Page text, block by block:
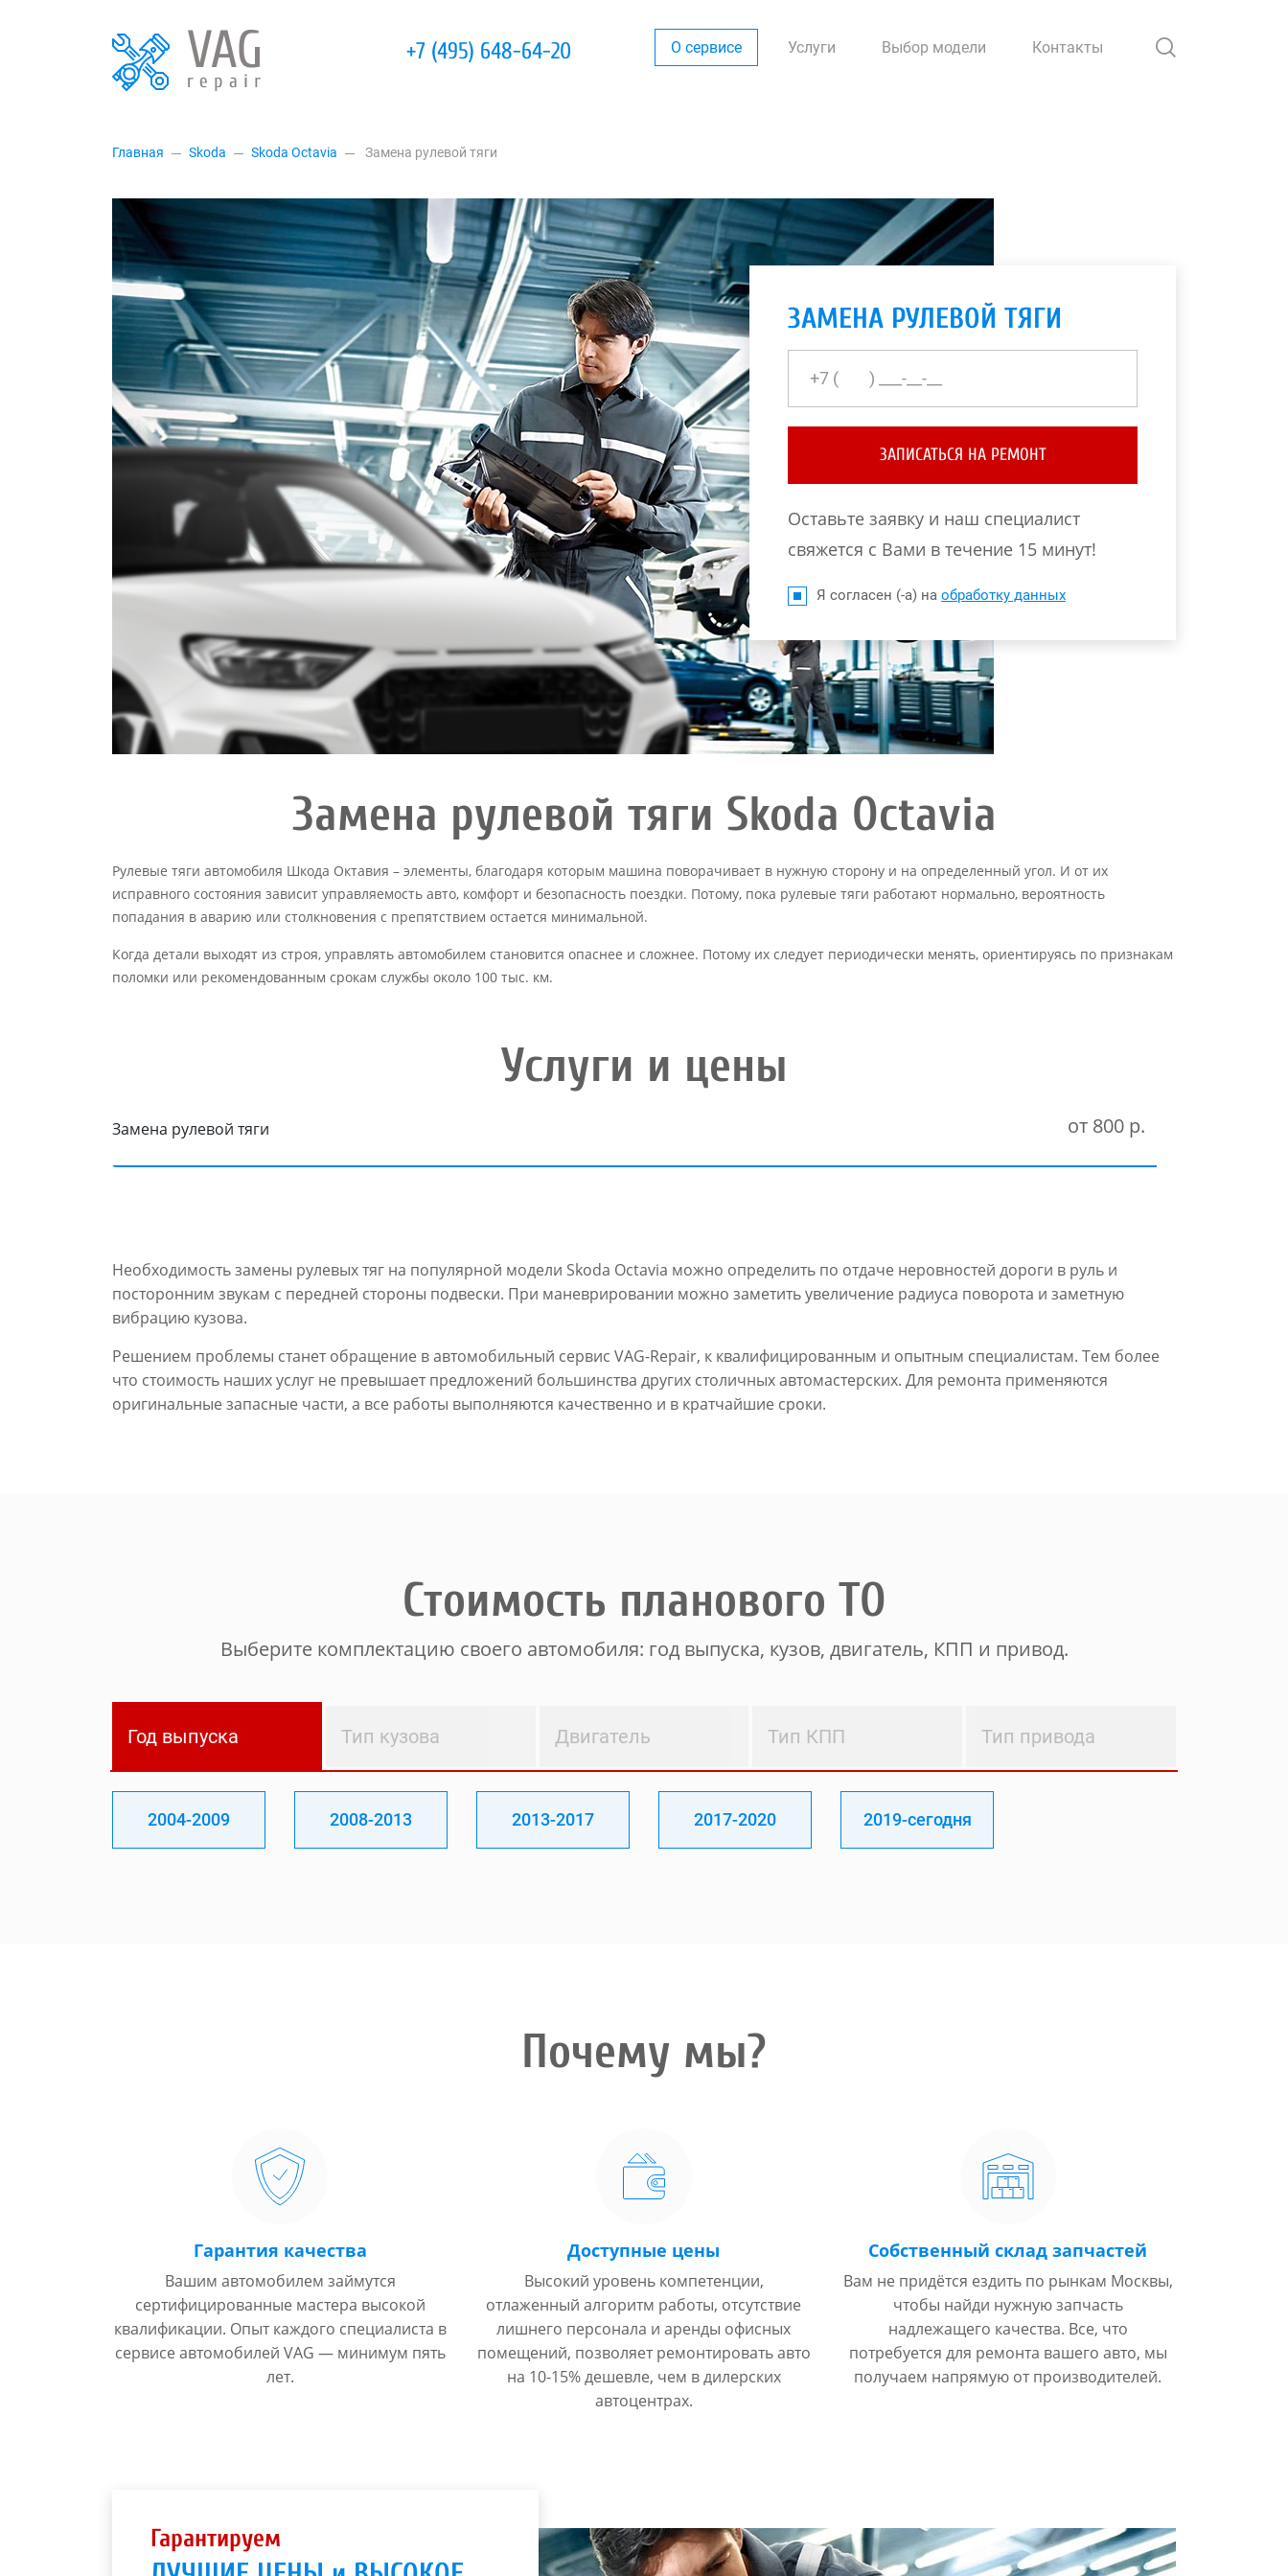
+7 (495) 648-64-20 О сервисе Услуги Выбор модели Контакты
Главная Skoda Skoda Octavia Замена рулевой тяги
ЗАМЕНА РУЛЕВОЙ ТЯГИ
ЗАПИСАТЬСЯ НА РЕМОНТ
Оставьте заявку и наш специалист
свяжется с Вами в течение 15 минут!
Я согласен (-а) на обработку данных
Замена рулевой тяги Skoda Octavia
Рулевые тяги автомобиля Шкода Октавия – элементы, благодаря которым машина поворачивает в нужную сторону и на определенный угол. И от их
исправного состояния зависит управляемость авто, комфорт и безопасность поездки. Потому, пока рулевые тяги работают нормально, вероятность
попадания в аварию или столкновения с препятствием остается минимальной.
Когда детали выходят из строя, управлять автомобилем становится опаснее и сложнее. Потому их следует периодически менять, ориентируясь по признакам
поломки или рекомендованным срокам службы около 100 тыс. км.
Услуги и цены
Замена рулевой тяги от 800 р.
Необходимость замены рулевых тяг на популярной модели Skoda Octavia можно определить по отдаче неровностей дороги в руль и
посторонним звукам с передней стороны подвески. При маневрировании можно заметить увеличение радиуса поворота и заметную
вибрацию кузова.
Решением проблемы станет обращение в автомобильный сервис VAG-Repair, к квалифицированным и опытным специалистам. Тем более
что стоимость наших услуг не превышает предложений большинства других столичных автомастерских. Для ремонта применяются
оригинальные запасные части, а все работы выполняются качественно и в кратчайшие сроки.
Стоимость планового ТО
Выберите комплектацию своего автомобиля: год выпуска, кузов, двигатель, КПП и привод.
Год выпуска Тип кузова Двигатель Тип КПП Тип привода
2004-2009 2008-2013 2013-2017 2017-2020 2019-сегодня
Почему мы?
Гарантия качества
Вашим автомобилем займутся
сертифицированные мастера высокой
квалификации. Опыт каждого специалиста в
сервисе автомобилей VAG — минимум пять
лет.
Доступные цены
Высокий уровень компетенции,
отлаженный алгоритм работы, отсутствие
лишнего персонала и аренды офисных
помещений, позволяет ремонтировать авто
на 10-15% дешевле, чем в дилерских
автоцентрах.
Собственный склад запчастей
Вам не придётся ездить по рынкам Москвы,
чтобы найди нужную запчасть
надлежащего качества. Все, что
потребуется для ремонта вашего авто, мы
получаем напрямую от производителей.
Гарантируем